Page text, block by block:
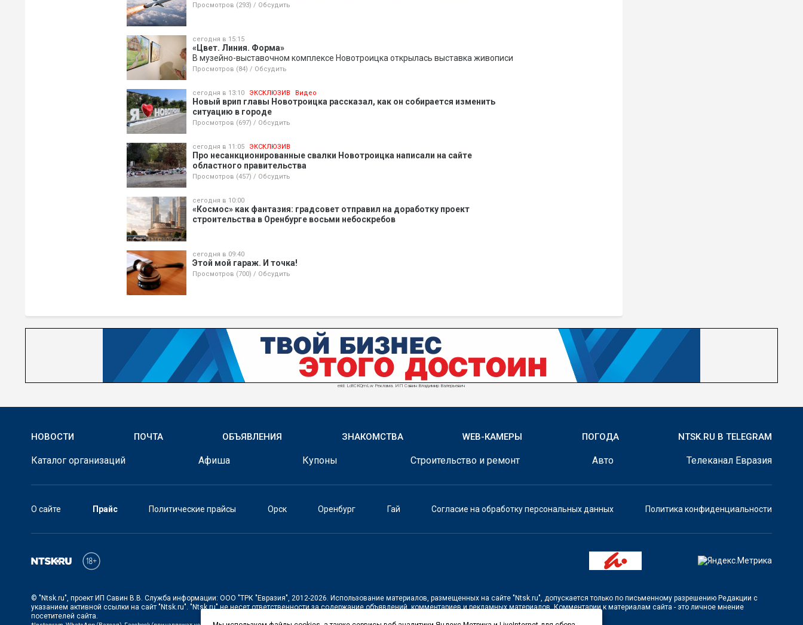
Просмотров (293) / Обсудить
сегодня в 15:15
«Цвет. Линия. Форма»
В музейно-выставочном комплексе Новотроицка открылась выставка живописи
Просмотров (84) / Обсудить
сегодня в 13:10 ЭКСКЛЮЗИВ Видео
Новый врип главы Новотроицка рассказал, как он собирается изменить
ситуацию в городе
Просмотров (697) / Обсудить
сегодня в 11:05 ЭКСКЛЮЗИВ
Про несанкционированные свалки Новотроицка написали на сайте
областного правительства
Просмотров (457) / Обсудить
сегодня в 10:00
«Космос» как фантазия: градсовет отправил на доработку проект
строительства в Оренбурге восьми небоскребов
сегодня в 09:40
Этой мой гараж. И точка!
Просмотров (700) / Обсудить
erid: LdtCKQmLw Реклама. ИП Савин Владимир Валерьевич
НОВОСТИ ПОЧТА ОБЪЯВЛЕНИЯ ЗНАКОМСТВА WEB-КАМЕРЫ ПОГОДА NTSK.RU В TELEGRAM
Каталог организаций Афиша Купоны Строительство и ремонт Авто Телеканал Евразия
О сайте Прайс Политические прайсы Орск Оренбург Гай Согласие на обработку персональных данных Политика конфиденциальности
© "Ntsk.ru", проект ИП Савин В.В. Служба информации: ООО "ТРК "Евразия", 2012-2026. Использование материалов, размещенных на сайте "Ntsk.ru", допускается только по письменному разрешению Редакции с
указанием активной ссылки на сайт "Ntsk.ru". "Ntsk.ru"не несет ответственности за содержание объявлений, комментариев и рекламных материалов. Комментарии к материалам сайта - это личное мнение
посетителей сайта.